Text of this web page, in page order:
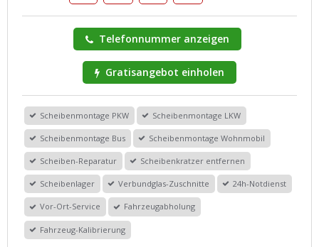
Telefonnummer anzeigen
Gratisangebot einholen
Scheibenmontage PKW Scheibenmontage LKW
Scheibenmontage Bus Scheibenmontage Wohnmobil
Scheiben-Reparatur Scheibenkratzer entfernen
Scheibenlager Verbundglas-Zuschnitte 24h-Notdienst
Vor-Ort-Service Fahrzeugabholung
Fahrzeug-Kalibrierung